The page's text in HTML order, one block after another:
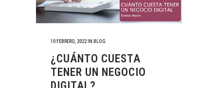
10 FEBRERO, 2022 IN BLOG
¿CUÁNTO CUESTA
TENER UN NEGOCIO